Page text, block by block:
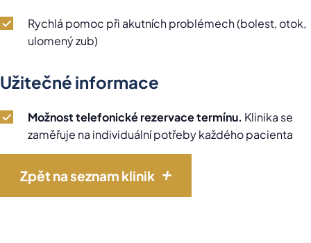
Rychlá pomoc při akutních problémech (bolest, otok,
ulomený zub)
Užitečné informace
Možnost telefonické rezervace termínu. Klinika se
zaměřuje na individuální potřeby každého pacienta
Zpět na seznam klinik